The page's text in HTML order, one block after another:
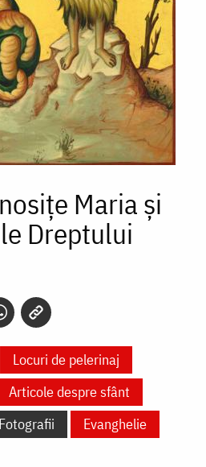
Maria și
Dreptului
Locuri de pelerinaj
Articole despre sfânt
Fotografii
Evanghelie